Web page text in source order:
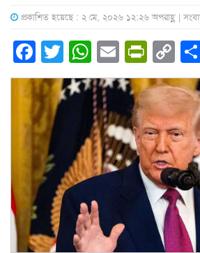
প্রকাশিত হয়েছে : ২ মে, ২০২৬ ১২:২৬ অপরাহ্ণ |
Facebook
Twitter
WhatsApp
Email